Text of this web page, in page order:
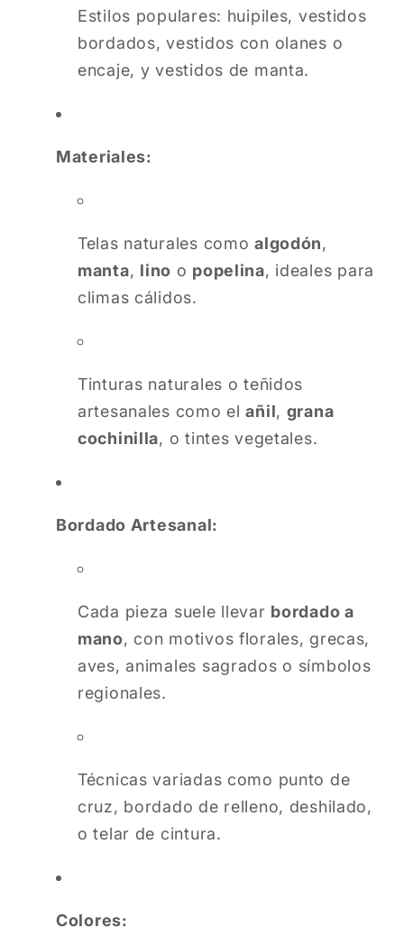
Estilos populares: huipiles, vestidos
bordados, vestidos con olanes o
encaje, y vestidos de manta.
Materiales:
Telas naturales comoalgodón,
manta, lino o popelina, ideales para
climas cálidos.
Tinturas naturales o teñidos
artesanales como elañil, grana
cochinilla, o tintes vegetales.
Bordado Artesanal:
Cada pieza suele llevar bordado a
mano, con motivos florales, grecas,
aves, animales sagrados o símbolos
regionales.
Técnicas variadas como punto de
cruz, bordado de relleno, deshilado,
o telar de cintura.
Colores: